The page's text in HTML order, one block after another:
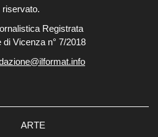
riservato.
Registrata
di Vicenza n° 7/2018
ARTE